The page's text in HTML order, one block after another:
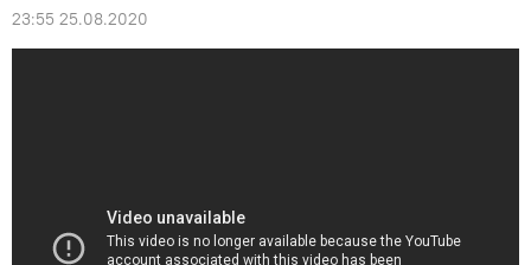
23:55 25.08.2020